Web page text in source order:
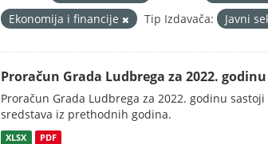
Ekonomija i financije
Tip Izdavača: Javni
Proračun Grada Ludbrega za 2022. godinu
Proračun Grada Ludbrega za 2022. godinu
sredstava iz prethodnih godina.
XLSX PDF